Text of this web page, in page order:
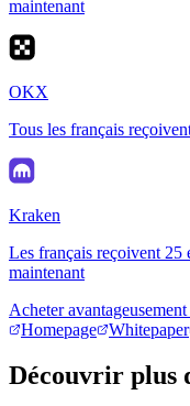
maintenant
OKX
Tous les français
Kraken
Les français reçoivent
maintenant
Acheter
Homepage
Whitepaper
Découvrir plus